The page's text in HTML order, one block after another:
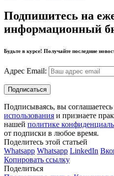
Подпишитесь на
информационный
Будьте в курсе! Получайте последние
Адрес Email:
Подписываясь, вы
использования и признаете
нашей политике
от подписки в любое время.
Поделитесь этой статьей
Whatsapp Whatsapp LinkedIn
Копировать ссылку
Поделиться